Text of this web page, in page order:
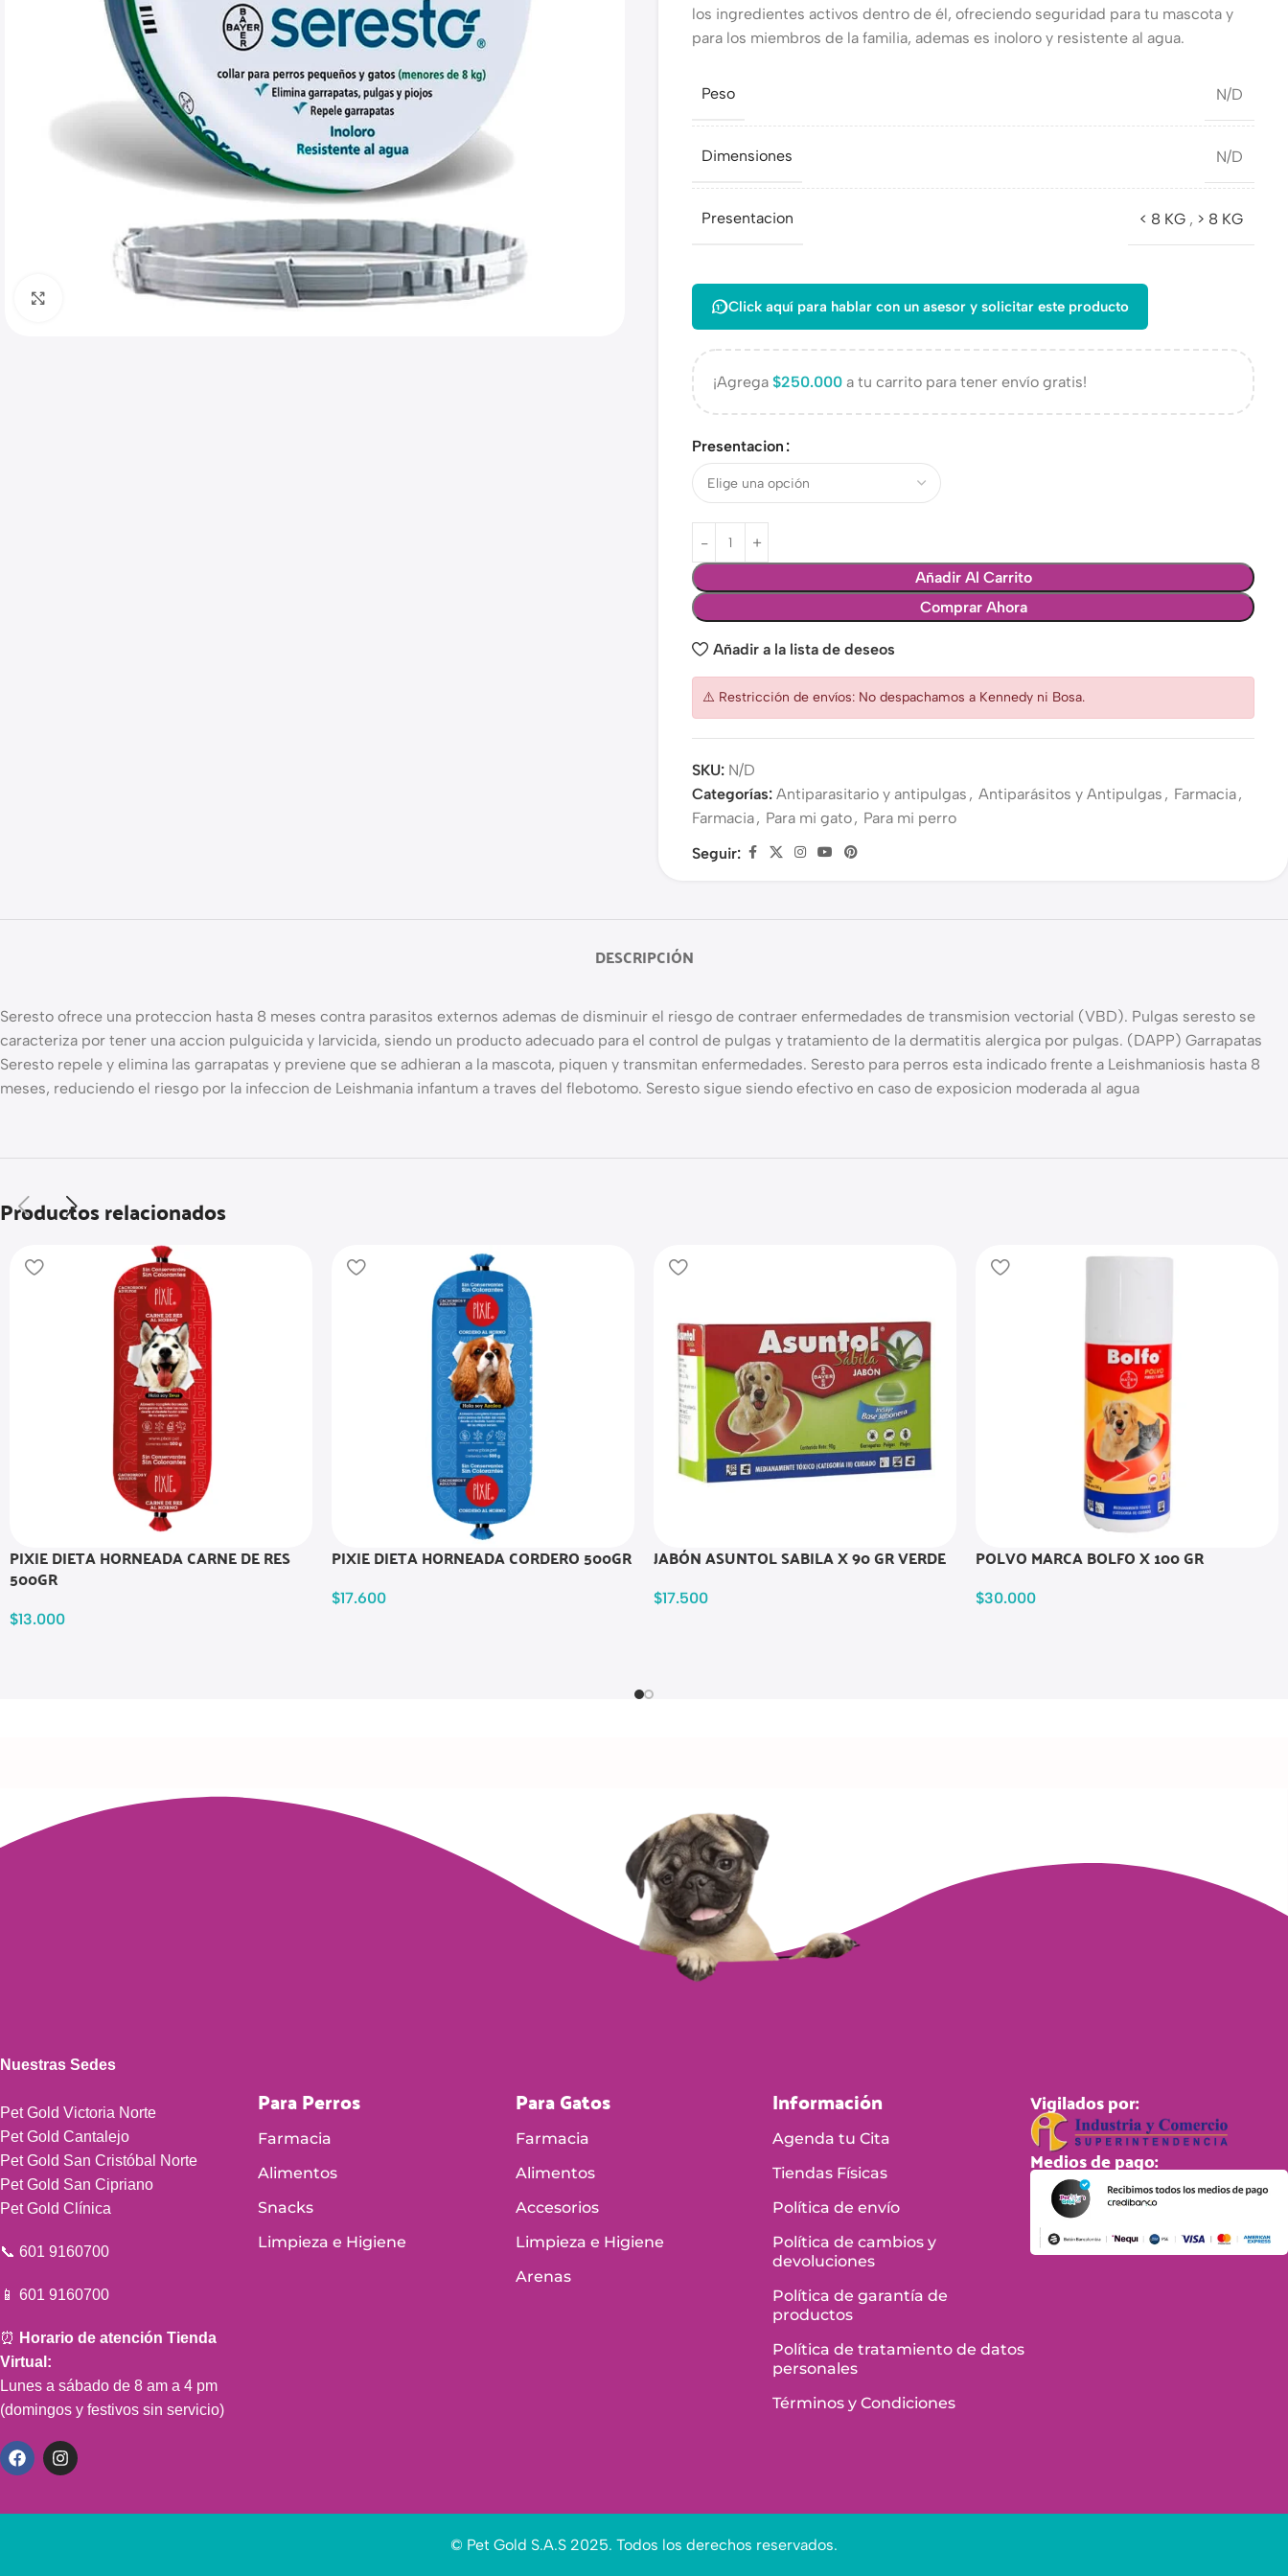
Haga clic para ampliar
los ingredientes activos dentro de él, ofreciendo seguridad para tu mascota y
para los miembros de la familia, ademas es inoloro y resistente al agua.
Peso N/D
Dimensiones N/D
Presentacion < 8 KG , > 8 KG
Click aquí para hablar con un asesor y solicitar este producto
¡Agrega $250.000 a tu carrito para tener envío gratis!
Presentacion
Añadir Al Carrito
Comprar Ahora
Añadir a la lista de deseos
⚠️ Restricción de envíos: No despachamos a Kennedy ni Bosa.
SKU: N/D
Categorías: Antiparasitario y antipulgas , Antiparásitos y Antipulgas , Farmacia,
Farmacia, Para mi gato, Para mi perro
Seguir:
DESCRIPCIÓN
Seresto ofrece una proteccion hasta 8 meses contra parasitos externos ademas de disminuir el riesgo de contraer enfermedades de transmision vectorial (VBD). Pulgas seresto se
caracteriza por tener una accion pulguicida y larvicida, siendo un producto adecuado para el control de pulgas y tratamiento de la dermatitis alergica por pulgas. (DAPP) Garrapatas
Seresto repele y elimina las garrapatas y previene que se adhieran a la mascota, piquen y transmitan enfermedades. Seresto para perros esta indicado frente a Leishmaniosis hasta 8
meses, reduciendo el riesgo por la infeccion de Leishmania infantum a traves del flebotomo. Seresto sigue siendo efectivo en caso de exposicion moderada al agua
Productos relacionados
PIXIE DIETA HORNEADA CARNE DE RES
500GR
$13.000
PIXIE DIETA HORNEADA CORDERO 500GR
$17.600
JABÓN ASUNTOL SABILA X 90 GR VERDE
$17.500
POLVO MARCA BOLFO X 100 GR
$30.000
Nuestras Sedes
Pet Gold Victoria Norte
Pet Gold Cantalejo
Pet Gold San Cristóbal Norte
Pet Gold San Cipriano
Pet Gold Clínica
📞 601 9160700
📱 601 9160700
⏰ Horario de atención Tienda
Virtual:
Lunes a sábado de 8 am a 4 pm
(domingos y festivos sin servicio)
Para Perros
Farmacia
Alimentos
Snacks
Limpieza e Higiene
Para Gatos
Farmacia
Alimentos
Accesorios
Limpieza e Higiene
Arenas
Información
Agenda tu Cita
Tiendas Físicas
Política de envío
Política de cambios y
devoluciones
Política de garantía de
productos
Política de tratamiento de datos
personales
Términos y Condiciones
Vigilados por:
Medios de pago:
© Pet Gold S.A.S 2025. Todos los derechos reservados.